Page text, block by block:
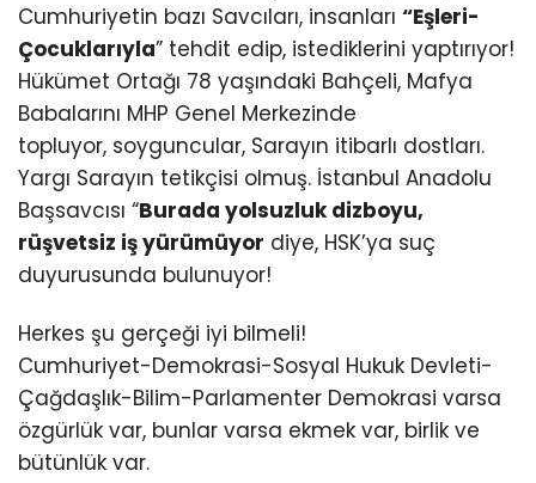
Cumhuriyetin bazı Savcıları, insanları “Eşleri-
Çocuklarıyla” tehdit edip, istediklerini yaptırıyor!
Hükümet Ortağı 78 yaşındaki Bahçeli, Mafya
Babalarını MHP Genel Merkezinde
topluyor, soyguncular, Sarayın itibarlı dostları.
Yargı Sarayın tetikçisi olmuş. İstanbul Anadolu
Başsavcısı “Burada yolsuzluk dizboyu,
rüşvetsiz iş yürümüyor diye, HSK’ya suç
duyurusunda bulunuyor!
Herkes şu gerçeği iyi bilmeli!
Cumhuriyet-Demokrasi-Sosyal Hukuk Devleti-
Çağdaşlık-Bilim-Parlamenter Demokrasi varsa
özgürlük var, bunlar varsa ekmek var, birlik ve
bütünlük var.